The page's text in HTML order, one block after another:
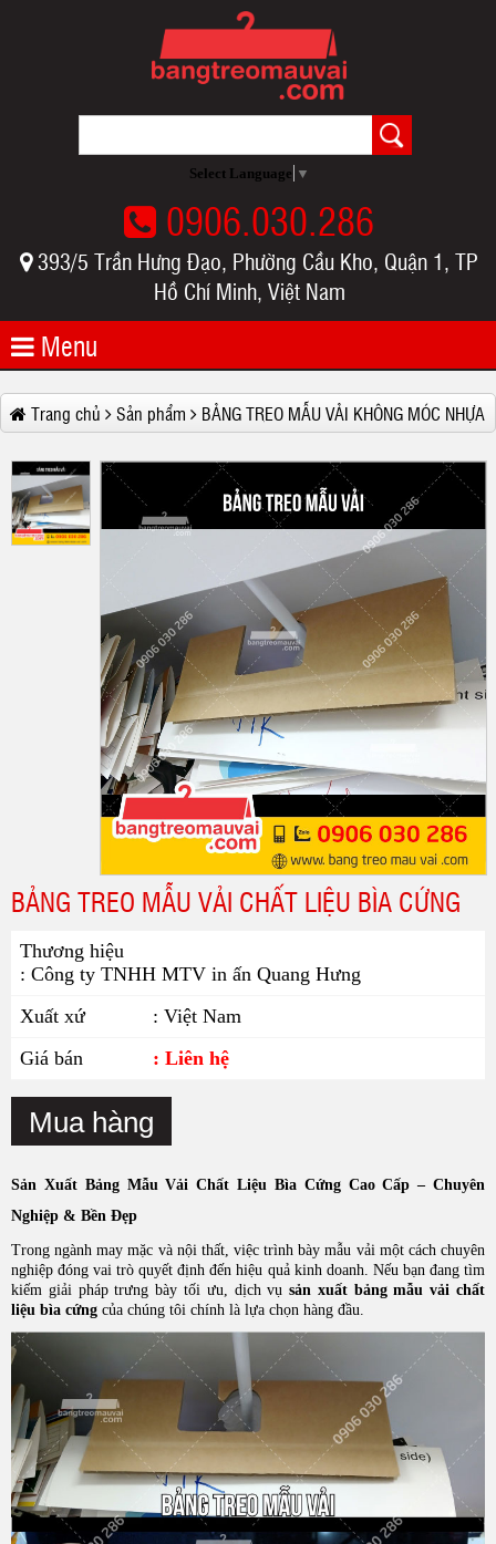
Select Language ▼
0906.030.286
393/5 Trần Hưng Đạo, Phường Cầu Kho, Quận 1, TP
Hồ Chí Minh, Việt Nam
Menu
Trang chủ Sản phẩm BẢNG TREO MẪU VẢI KHÔNG MÓC NHỰA
BẢNG TREO MẪU VẢI CHẤT LIỆU BÌA CỨNG
Thương hiệu
: Công ty TNHH MTV in ấn Quang Hưng
Xuất xứ
: Việt Nam
Giá bán
: Liên hệ
Mua hàng
Sản Xuất Bảng Mẫu Vải Chất Liệu Bìa Cứng Cao Cấp – Chuyên
Nghiệp & Bền Đẹp
Trong ngành may mặc và nội thất, việc trình bày mẫu vải một cách chuyên
nghiệp đóng vai trò quyết định đến hiệu quả kinh doanh. Nếu bạn đang tìm
kiếm giải pháp trưng bày tối ưu, dịch vụsản xuất bảng mẫu vải chất
liệu bìa cứng của chúng tôi chính là lựa chọn hàng đầu.